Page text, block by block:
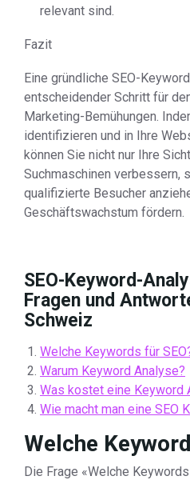
relevant sind.
Fazit
Eine gründliche SEO-
entscheidender Schritt für
Marketing-Bemühungen.
identifizieren und in Ihre
können Sie nicht nur Ihre
Suchmaschinen verbessern,
qualifizierte Besucher
Geschäftswachstum fördern.
SEO-Keyword-
Fragen und
Schweiz
Welche Keywords für
Warum Keyword Analyse?
Was kostet eine Keyword
Wie macht man eine SEO
Welche
Die Frage «Welche